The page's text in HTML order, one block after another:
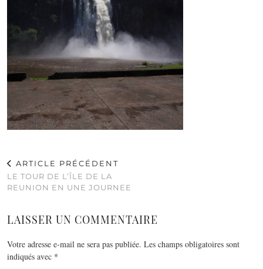
ARTICLE PRÉCÉDENT
LE TOUR DE L’ÎLE DE LA
REUNION EN UNE JOURNEE
LAISSER UN COMMENTAIRE
Votre adresse e-mail ne sera pas publiée. Les champs obligatoires sont
indiqués avec *